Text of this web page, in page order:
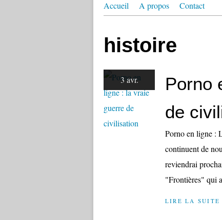
Accueil A propos Contact
histoire
3 avr.
Porno
de
Porno en ligne :
continuent de
reviendrai
"Frontières" qui
LIRE LA SUITE